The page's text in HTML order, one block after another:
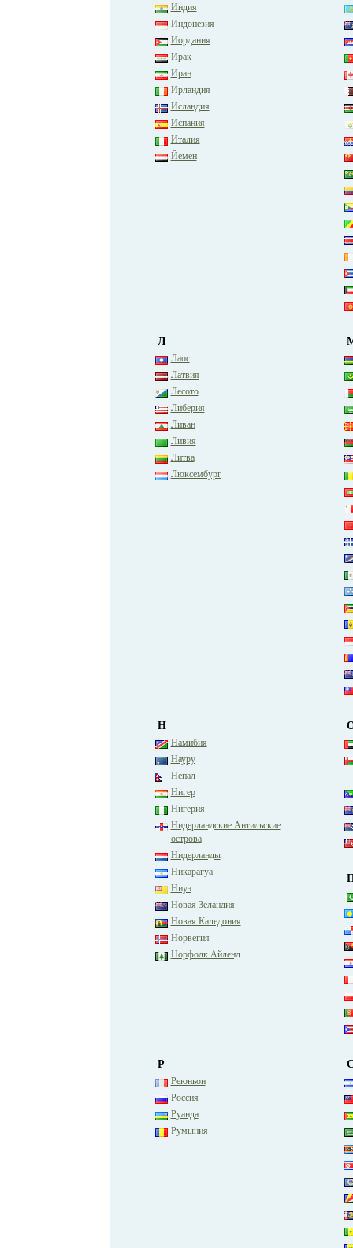
Индия
Индонезия
Иордания
Ирак
Иран
Ирландия
Исландия
Испания
Италия
Йемен
Л
Лаос
Латвия
Лесото
Либерия
Ливан
Ливия
Литва
Люксембург
Н
Намибия
Науру
Непал
Нигер
Нигерия
Нидерландские Антильские
острова
Нидерланды
Никарагуа
Ниуэ
Новая Зеландия
Новая Каледония
Норвегия
Норфолк Айленд
Р
Реюньон
Россия
Руанда
Румыния